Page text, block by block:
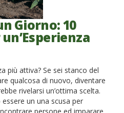
Giorno: 10
più attiva? Se sei stanco del
qualcosa di nuovo, diventare
rivelarsi un’ottima scelta.
un una scusa per